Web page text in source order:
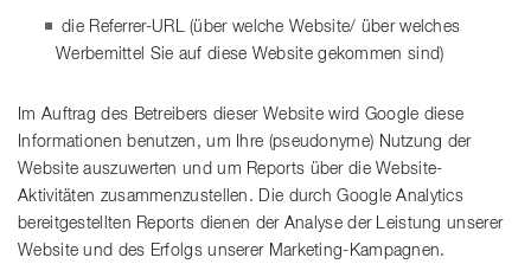
die Referrer-URL (über welche Website/ über welches
Werbemittel Sie auf diese Website gekommen sind)
Im Auftrag des Betreibers dieser Website wird Google diese
Informationen benutzen, um Ihre (pseudonyme) Nutzung der
Website auszuwerten und um Reports über die Website-
Aktivitäten zusammenzustellen. Die durch Google Analytics
bereitgestellten Reports dienen der Analyse der Leistung unserer
Website und des Erfolgs unserer Marketing-Kampagnen.